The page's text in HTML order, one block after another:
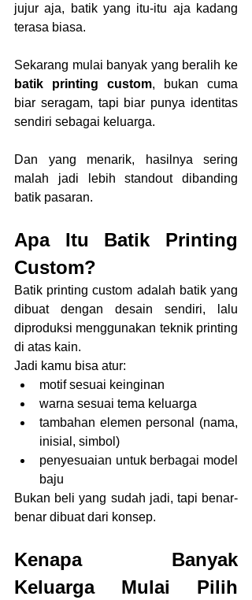
jujur aja, batik yang itu-itu aja kadang
terasa biasa.
batik printing custom, bukan cuma
biar seragam, tapi biar punya identitas
sendiri sebagai keluarga.
Dan yang menarik, hasilnya sering
malah jadi lebih standout dibanding
batik pasaran.
Apa Itu Batik Printing
Custom?
Batik printing custom adalah batik yang
dibuat dengan desain sendiri, lalu
diproduksi menggunakan teknik printing
di atas kain.
Jadi kamu bisa atur:
motif sesuai keinginan
warna sesuai tema keluarga
tambahan elemen personal (nama,
inisial, simbol)
penyesuaian untuk berbagai model
baju
Bukan beli yang sudah jadi, tapi benar-
benar dibuat dari konsep.
Kenapa Banyak
Keluarga Mulai Pilih